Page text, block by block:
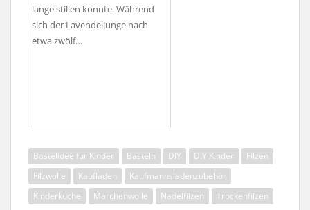
lange stillen konnte. Während
sich der Lavendeljunge nach
etwa zwölf…
Bastelidee für Kinder Basteln DIY DIY Kinder
Filzen
Filzwolle
Kaufladen
Kaufmannsladenzubehör
Kinderküche
Märchenwolle Nadelfilzen Trockenfilzen